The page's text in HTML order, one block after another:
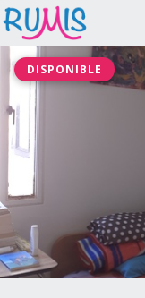
DISPONIBLE